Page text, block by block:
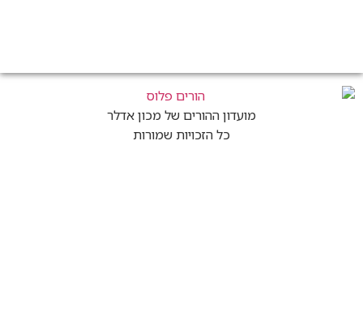
מועדון ההורים של מכון אדלר
כל הזכויות שמורות